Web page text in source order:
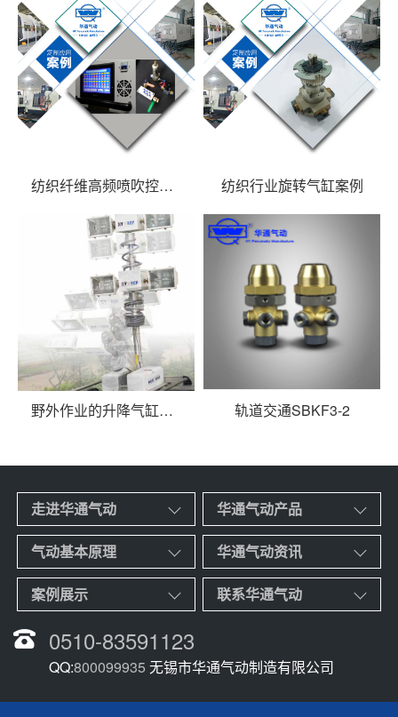
纺织纤维高频喷吹控制系统 纺织行业旋转气缸案例
野外作业的升降气缸系列应用于车载机动照明 轨道交通SBKF3-2
走进华通气动 华通气动产品
气动基本原理 华通气动资讯
案例展示 联系华通气动
0510-83591123
QQ:800099935 无锡市华通气动制造有限公司